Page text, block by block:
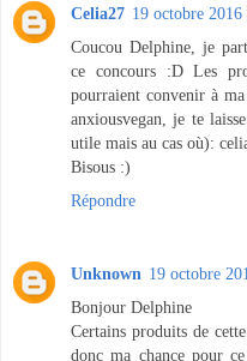
Celia27 19 octobre 2016
Coucou Delphine, je
ce concours :D Les
pourraient convenir à
anxiousvegan, je te
utile mais au cas où):
Bisous :)
Répondre
Unknown 19 octobre
Bonjour Delphine
Certains produits de
donc ma chance pour